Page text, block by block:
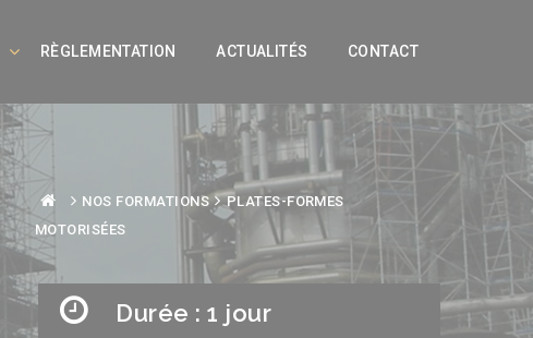
RÈGLEMENTATION ACTUALITÉS CONTACT
NOS FORMATIONS
PLATES-FORMES
MOTORISÉES
Durée : 1 jour